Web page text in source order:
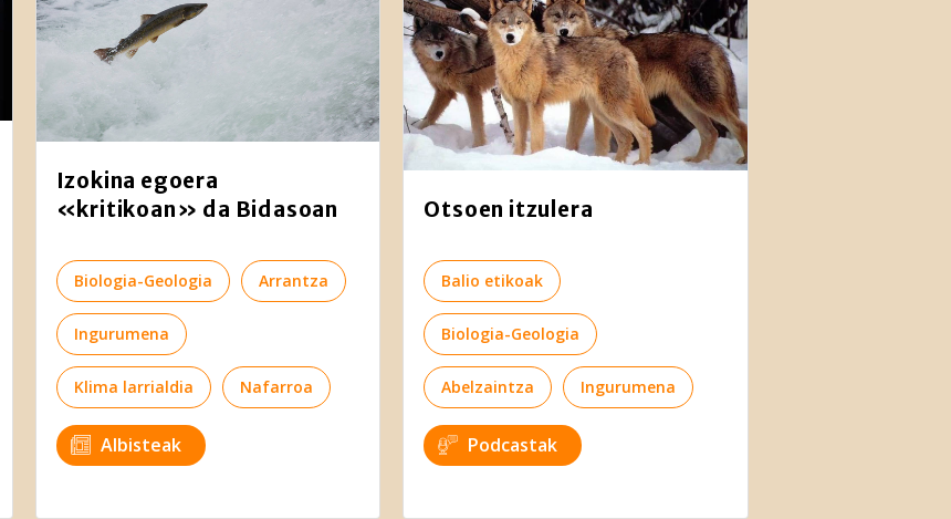
Izokina egoera
«kritikoan» da Bidasoan
Biologia-Geologia Arrantza
Ingurumena
Klima larrialdia Nafarroa
Albisteak
Otsoen itzulera
Balio etikoak
Biologia-Geologia
Abelzaintza Ingurumena
Podcastak